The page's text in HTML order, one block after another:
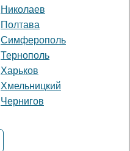
Николаев
Полтава
Симферополь
Тернополь
Харьков
Хмельницкий
Чернигов